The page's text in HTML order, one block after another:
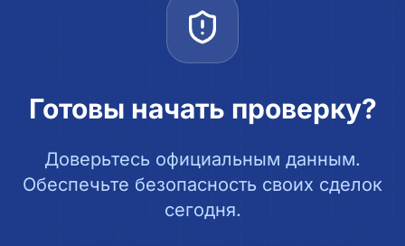
Готовы начать проверку?
Доверьтесь официальным данным.
Обеспечьте безопасность своих сделок
сегодня.